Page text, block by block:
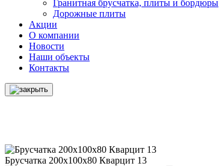
Гранитная брусчатка, плиты и бордюры
Дорожные плиты
Акции
О компании
Новости
Наши объекты
Контакты
Брусчатка 200х100х80 Кварцит 13